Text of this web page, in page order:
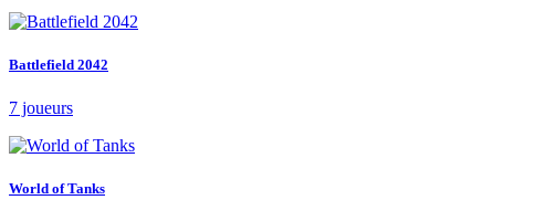
Battlefield 2042
7 joueurs
World of Tanks